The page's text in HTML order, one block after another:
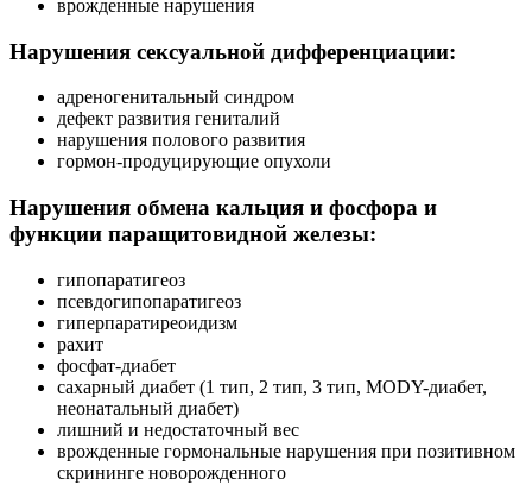
врожденные нарушения
Нарушения сексуальной дифференциации:
адреногенитальный синдром
дефект развития гениталий
нарушения полового развития
гормон-продуцирующие опухоли
Нарушения обмена кальция и фосфора и
функции паращитовидной железы:
гипопаратигеоз
псевдогипопаратигеоз
гиперпаратиреоидизм
рахит
фосфат-диабет
сахарный диабет (1 тип, 2 тип, 3 тип, MODY-диабет,
неонатальный диабет)
лишний и недостаточный вес
врожденные гормональные нарушения при позитивном
скрининге новорожденного